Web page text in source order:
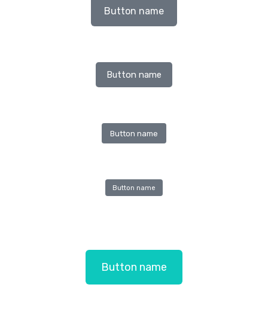
Button name
Button name
Button name
Button name
Button name